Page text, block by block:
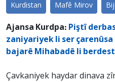
Kurdistan Mafê Mirov
Ajansa Kurdpa: Piştî
zaniyariyek li ser
bajarê Mihabadê li
Çavkaniyek haydar dinava